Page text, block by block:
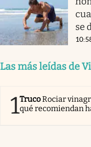
se
Las más leídas de
1TrucoRociar
qué recomiendan